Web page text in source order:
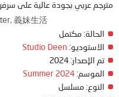
مترجم عربي بجودة عالية على
義妹生活
الحالة: مكتمل
الاستوديو: Studio Deen
تم الإصدار:
الموسم: Summer 2024
النوع: مسلسل